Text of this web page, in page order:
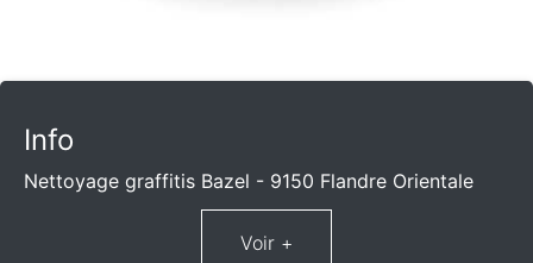
Info
Nettoyage graffitis Bazel - 9150 Flandre Orientale